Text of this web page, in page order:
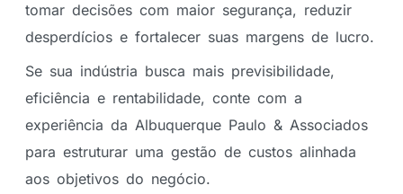
tomar decisões com maior segurança, reduzir
desperdícios e fortalecer suas margens de lucro.
Se sua indústria busca mais previsibilidade,
eficiência e rentabilidade, conte com a
experiência da Albuquerque Paulo & Associados
para estruturar uma gestão de custos alinhada
aos objetivos do negócio.